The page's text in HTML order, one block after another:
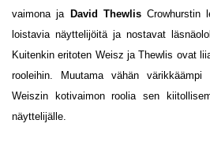
vaimona ja David ThewlisCrowhurstin
loistavia näyttelijöitä ja nostavat
Kuitenkin eritoten Weisz ja Thewlis ovat
rooleihin. Muutama vähän
Weiszin kotivaimon roolia sen
näyttelijälle.